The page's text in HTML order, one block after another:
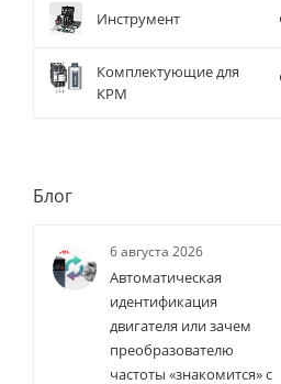
Инструмент
Комплектующие для
КРМ
Блог
6 августа 2026
Автоматическая
идентификация
двигателя или зачем
преобразователю
частоты «знакомится» с